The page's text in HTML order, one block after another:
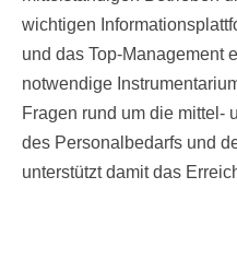
wichtigen
und das Top-Management
notwendige
Fragen rund um die mittel-
des Personalbedarfs und
unterstützt damit das